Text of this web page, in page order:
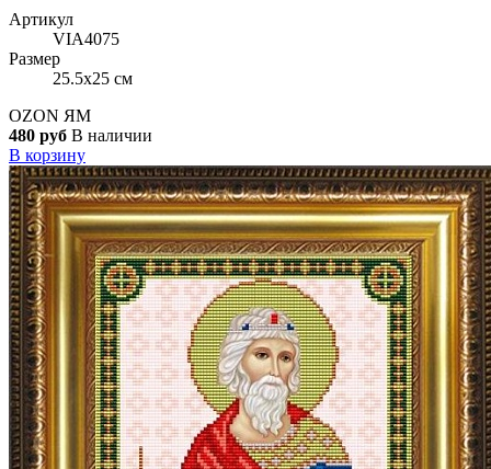
Артикул
VIA4075
Размер
25.5x25 см
OZON ЯМ
480 руб В наличии
В корзину